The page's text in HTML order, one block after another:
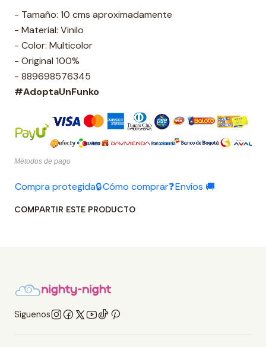
- Tamaño: 10 cms aproximadamente
- Material: Vinilo
- Color: Multicolor
- Original 100%
- 889698576345
#AdoptaUnFunko
Métodos de pago
Compra protegida🔒Cómo comprar❓Envíos 🚚
COMPARTIR ESTE PRODUCTO
Síguenos